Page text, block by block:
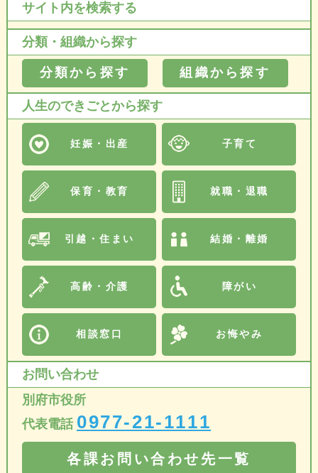
サイト内を検索する
分類・組織から探す
分類から探す 組織から探す
人生のできごとから探す
妊娠・出産 子育て
保育・教育 就職・退職
引越・住まい 結婚・離婚
高齢・介護 障がい
相談窓口 お悔やみ
お問い合わせ
別府市役所
代表電話 0977-21-1111
各課お問い合わせ先一覧